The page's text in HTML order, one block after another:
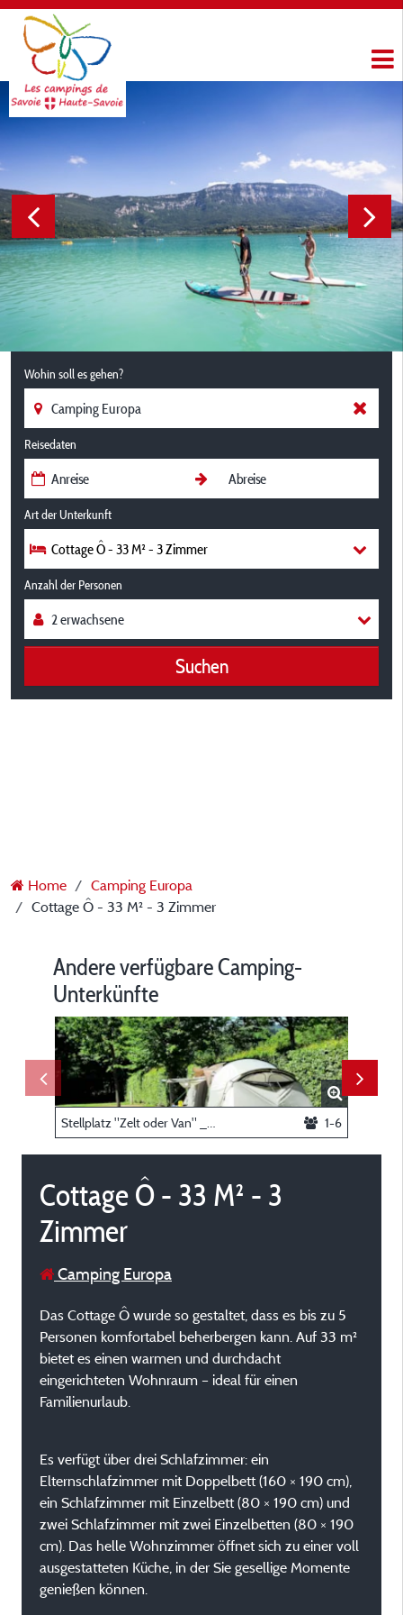
Wohin soll es gehen?
Reisedaten
Art der Unterkunft
Cottage Ô - 33 M² - 3 Zimmer
Anzahl der Personen
Suchen
Home
Camping Europa
Cottage Ô - 33 M² - 3 Zimmer
Andere verfügbare Camping-
Unterkünfte
1-6
Cottage Ô - 33 M² - 3
Zimmer
Camping Europa
Das Cottage Ô wurde so gestaltet, dass es bis zu 5
Personen komfortabel beherbergen kann. Auf 33 m²
bietet es einen warmen und durchdacht
eingerichteten Wohnraum – ideal für einen
Familienurlaub.
Es verfügt über drei Schlafzimmer: ein
Elternschlafzimmer mit Doppelbett (160 × 190 cm),
ein Schlafzimmer mit Einzelbett (80 × 190 cm) und
zwei Schlafzimmer mit zwei Einzelbetten (80 × 190
cm). Das helle Wohnzimmer öffnet sich zu einer voll
ausgestatteten Küche, in der Sie gesellige Momente
genießen können.